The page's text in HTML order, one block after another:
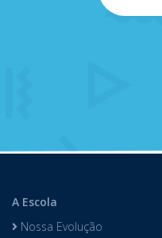
A Escola
Nossa Evolução